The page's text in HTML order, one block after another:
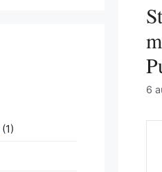
6
(1)